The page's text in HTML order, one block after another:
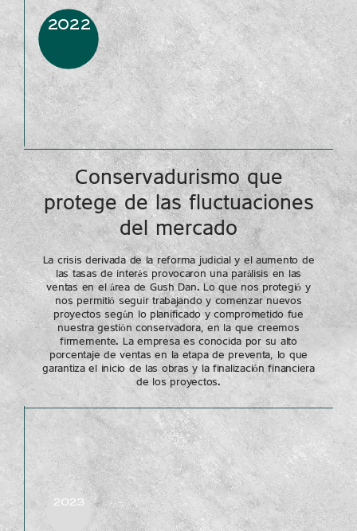
2022
Conservadurismo que
protege de las fluctuaciones
del mercado
La crisis derivada de la reforma judicial y el aumento de
las tasas de interés provocaron una parálisis en las
ventas en el área de Gush Dan. Lo que nos protegió y
nos permitió seguir trabajando y comenzar nuevos
proyectos según lo planificado y comprometido fue
nuestra gestión conservadora, en la que creemos
firmemente. La empresa es conocida por su alto
porcentaje de ventas en la etapa de preventa, lo que
garantiza el inicio de las obras y la finalización financiera
de los proyectos.
2023